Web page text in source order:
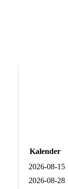
Kalender
2026-08-15
2026-08-28